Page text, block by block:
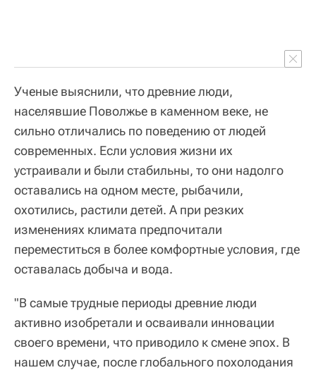
Ученые выяснили, что древние люди,
населявшие Поволжье в каменном веке, не
сильно отличались по поведению от людей
современных. Если условия жизни их
устраивали и были стабильны, то они надолго
оставались на одном месте, рыбачили,
охотились, растили детей. А при резких
изменениях климата предпочитали
переместиться в более комфортные условия, где
оставалась добыча и вода.
"В самые трудные периоды древние люди
активно изобретали и осваивали инновации
своего времени, что приводило к смене эпох. В
нашем случае, после глобального похолодания